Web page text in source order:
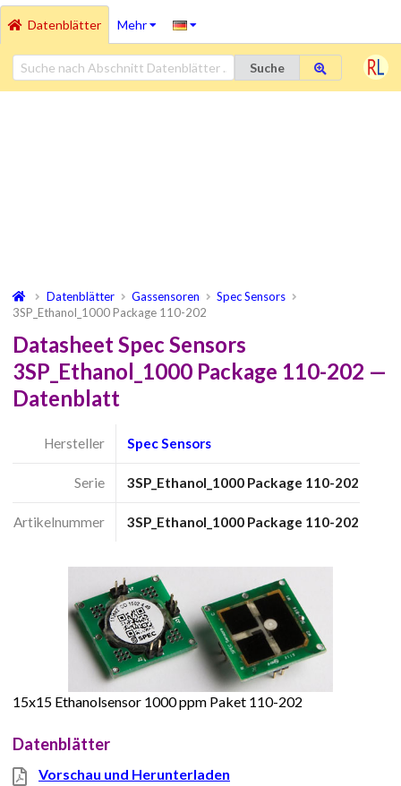
Datenblätter Mehr
Suche
Datenblätter Gassensoren
Spec Sensors
3SP_Ethanol_1000 Package 110-202
Datasheet Spec Sensors
3SP_Ethanol_1000 Package 110-202 —
Datenblatt
Hersteller Spec Sensors
Serie 3SP_Ethanol_1000 Package 110-202
Artikelnummer 3SP_Ethanol_1000 Package 110-202
15x15 Ethanolsensor 1000 ppm Paket 110-202
Datenblätter
Vorschau und Herunterladen